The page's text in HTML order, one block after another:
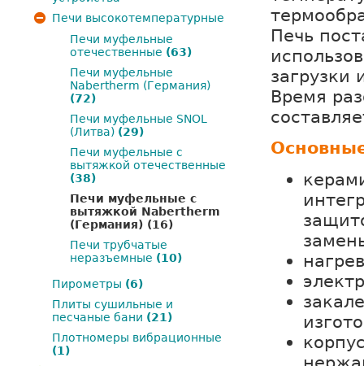
Печь
загрузки
Время
Печи высокотемпературные
Печи муфельные
отечественные (63)
Печи муфельные
Nabertherm (Германия)
(72)
Печи муфельные SNOL
(Литва) (29)
Печи муфельные с
вытяжкой отечественные
(38)
Печи муфельные с
вытяжкой Nabertherm
(Германия) (16)
Печи трубчатые
неразъемные (10)
Пирометры (6)
Плиты сушильные и
песчаные бани (21)
Плотномеры вибрационные
(1)